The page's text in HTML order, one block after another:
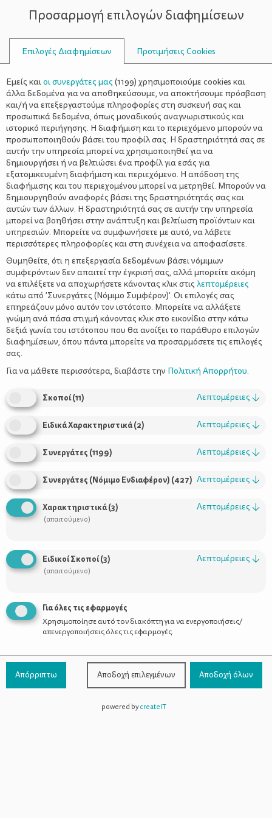
ΣΥΜΒΟΥΛΟΙ
ΒΙΒΛΙΟΦΆΓΟΙ
Γιατί διαβάζω κάθε μέρα βιβλία στα
παιδιά μου
Χρήσιμοι Σύνδεσμοι
Προϊόντα
Επικοινωνία
800-1199-800(από σταθερό,
χωρίς χρέωση)
Προσαρμογή επιλογών διαφημίσεων
Επιλογές Διαφημίσεων Προτιμήσεις Cookies
Εμείς καιοι συνεργάτες μας (1199) χρησιμοποιούμε cookies και
άλλα δεδομένα για να αποθηκεύσουμε, να αποκτήσουμε πρόσβαση
και/ή να επεξεργαστούμε πληροφορίες στη συσκευή σας και
προσωπικά δεδομένα, όπως μοναδικούς αναγνωριστικούς και
ιστορικό περιήγησης. Η διαφήμιση και το περιεχόμενο μπορούν να
προσωποποιηθούν βάσει του προφίλ σας. Η δραστηριότητά σας σε
αυτήν την υπηρεσία μπορεί να χρησιμοποιηθεί για να
δημιουργήσει ή να βελτιώσει ένα προφίλ για εσάς για
εξατομικευμένη διαφήμιση και περιεχόμενο. Η απόδοση της
διαφήμισης και του περιεχομένου μπορεί να μετρηθεί. Μπορούν να
δημιουργηθούν αναφορές βάσει της δραστηριότητάς σας και
αυτών των άλλων. Η δραστηριότητά σας σε αυτήν την υπηρεσία
μπορεί να βοηθήσει στην ανάπτυξη και βελτίωση προϊόντων και
υπηρεσιών. Μπορείτε να συμφωνήσετε με αυτό, να λάβετε
περισσότερες πληροφορίες και στη συνέχεια να αποφασίσετε.
Θυμηθείτε, ότι η επεξεργασία δεδομένων βάσει νόμιμων
συμφερόντων δεν απαιτεί την έγκρισή σας, αλλά μπορείτε ακόμη
να επιλέξετε να αποχωρήσετε κάνοντας κλικ στις λεπτομέρειες
κάτω από 'Συνεργάτες (Νόμιμο Συμφέρον)'. Οι επιλογές σας
επηρεάζουν μόνο αυτόν τον ιστότοπο. Μπορείτε να αλλάξετε
γνώμη ανά πάσα στιγμή κάνοντας κλικ στο εικονίδιο στην κάτω
δεξιά γωνία του ιστότοπου που θα ανοίξει το παράθυρο επιλογών
διαφημίσεων, όπου πάντα μπορείτε να προσαρμόσετε τις επιλογές
σας.
Για να μάθετε περισσότερα, διαβάστε την Πολιτική Απορρήτου.
Σκοποί(11) Λεπτομέρειες ↓
Ειδικά Χαρακτηριστικά(2) Λεπτομέρειες ↓
Συνεργάτες (1199) Λεπτομέρειες ↓
Συνεργάτες (Νόμιμο Ενδιαφέρον) (427) Λεπτομέρειες ↓
Χαρακτηριστικά(3)
(απαιτούμενο)
Λεπτομέρειες ↓
Ειδικοί Σκοποί(3)
(απαιτούμενο)
Λεπτομέρειες ↓
Για όλες τις εφαρμογές
Χρησιμοποίησε αυτό τον διακόπτη για να ενεργοποιήσεις/
απενεργοποιήσεις όλες τις εφαρμογές.
Απόρριπτω Αποδοχή επιλεγμένων Αποδοχή όλων
powered bycreateIT